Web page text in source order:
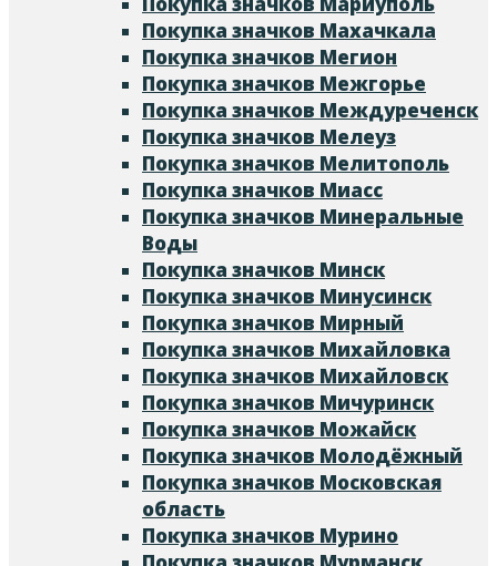
Покупка значков Махачкала
Покупка значков Мегион
Покупка значков Межгорье
Покупка значков Междуреченск
Покупка значков Мелеуз
Покупка значков Мелитополь
Покупка значков Миасс
Покупка значков Минеральные
Воды
Покупка значков Минск
Покупка значков Минусинск
Покупка значков Мирный
Покупка значков Михайловка
Покупка значков Михайловск
Покупка значков Мичуринск
Покупка значков Можайск
Покупка значков Молодёжный
Покупка значков Московская
область
Покупка значков Мурино